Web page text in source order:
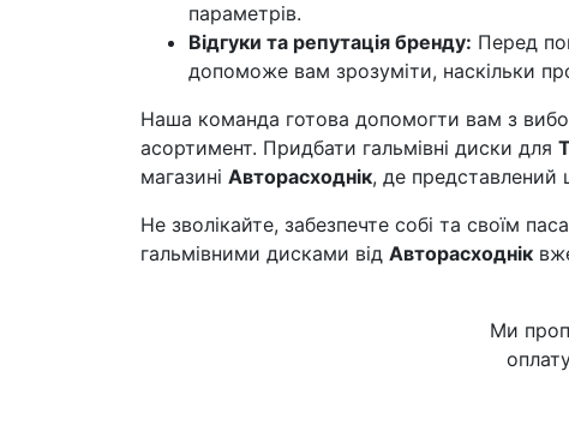
параметрів.
Відгуки та репутація бренду: Перед
допоможе вам зрозуміти, наскільки
Наша команда готова допомогти вам з
асортимент. Придбати гальмівні диски для
магазині Авторасходнік, де представлений
Не зволікайте, забезпечте собі та своїм
гальмівними дисками від Авторасходнік
Ми